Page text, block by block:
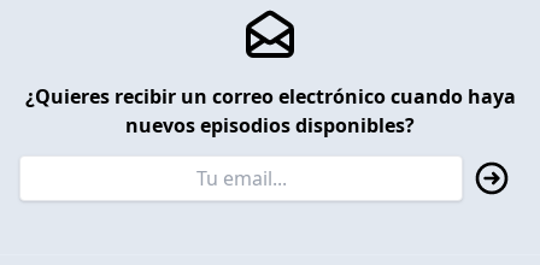
¿Quieres recibir un correo electrónico cuando haya
nuevos episodios disponibles?